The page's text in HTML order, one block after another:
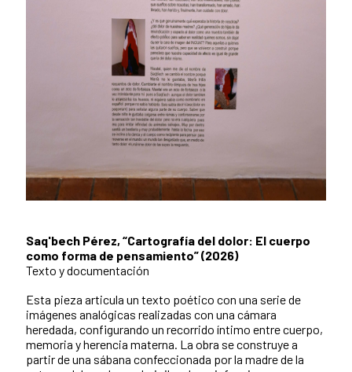
Saq'bech Pérez, “Cartografía del dolor: El cuerpo
como forma de pensamiento” (2026)
Texto y documentación
Esta pieza articula un texto poético con una serie de
imágenes analógicas realizadas con una cámara
heredada, configurando un recorrido íntimo entre cuerpo,
memoria y herencia materna. La obra se construye a
partir de una sábana confeccionada por la madre de la